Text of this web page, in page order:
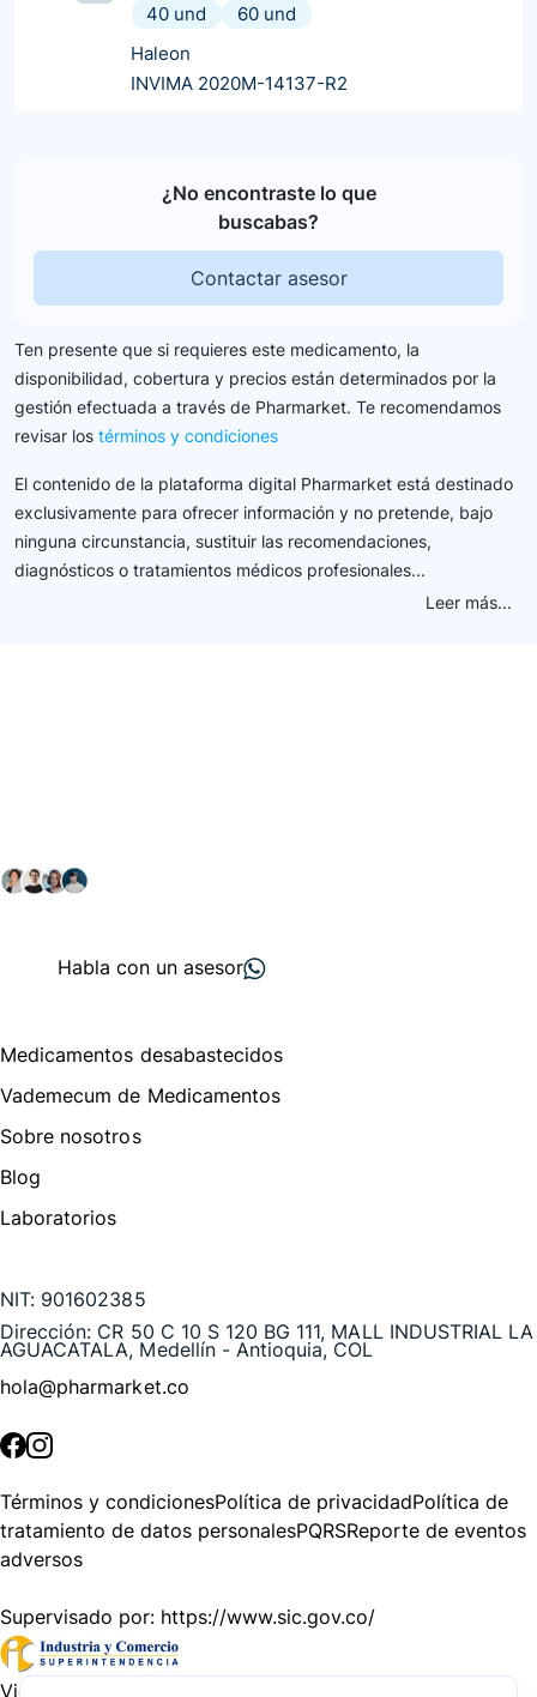
40 und
60 und
Haleon
INVIMA 2020M-14137-R2
¿No encontraste lo que
buscabas?
Contactar asesor
Ten presente que si requieres este medicamento, la
disponibilidad, cobertura y precios están determinados por la
gestión efectuada a través de Pharmarket. Te recomendamos
revisar los términos y condiciones
El contenido de la plataforma digital Pharmarket está destinado
exclusivamente para ofrecer información y no pretende, bajo
ninguna circunstancia, sustituir las recomendaciones,
diagnósticos o tratamientos médicos profesionales...
Leer más...
Habla con un asesor
Medicamentos desabastecidos
Vademecum de Medicamentos
Sobre nosotros
Blog
Laboratorios
NIT: 901602385
Dirección: CR 50 C 10 S 120 BG 111, MALL INDUSTRIAL LA
AGUACATALA, Medellín - Antioquia, COL
hola@pharmarket.co
Términos y condicionesPolítica de privacidadPolítica de
tratamiento de datos personalesPQRSReporte de eventos
adversos
Supervisado por: https://www.sic.gov.co/
Vigilado por: